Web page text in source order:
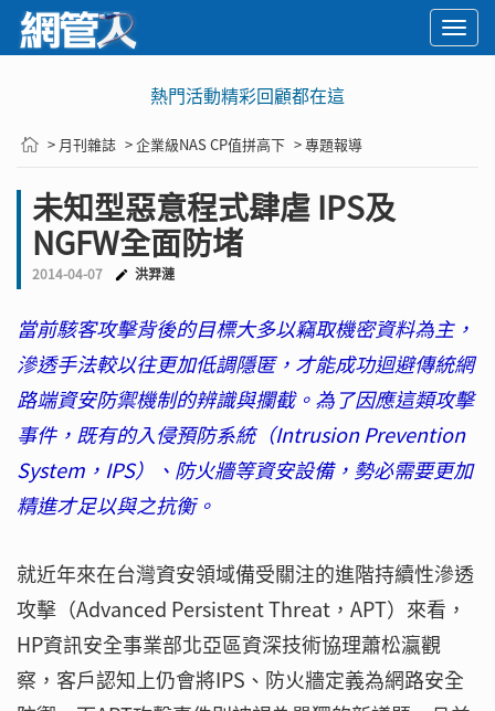
熱門活動精彩回顧都在這
> 月刊雜誌 > 企業級NAS CP值拼高下 > 專題報導
未知型惡意程式肆虐 IPS及
NGFW全面防堵
2014-04-07 洪羿漣
當前駭客攻擊背後的目標大多以竊取機密資料為主，
滲透手法較以往更加低調隱匿，才能成功迴避傳統網
路端資安防禦機制的辨識與攔截。為了因應這類攻擊
事件，既有的入侵預防系統（Intrusion Prevention
System，IPS）、防火牆等資安設備，勢必需要更加
精進才足以與之抗衡。
就近年來在台灣資安領域備受關注的進階持續性滲透
攻擊（Advanced Persistent Threat，APT）來看，
HP資訊安全事業部北亞區資深技術協理蕭松瀛觀
察，客戶認知上仍會將IPS、防火牆定義為網路安全